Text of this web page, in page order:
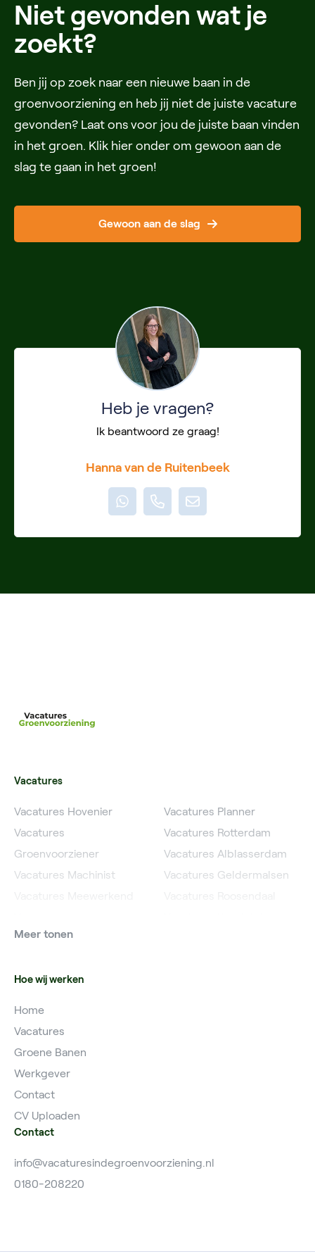
Niet gevonden wat je
zoekt?
Ben jij op zoek naar een nieuwe baan in de
groenvoorziening en heb jij niet de juiste vacature
gevonden? Laat ons voor jou de juiste baan vinden
in het groen. Klik hier onder om gewoon aan de
slag te gaan in het groen!
Gewoon aan de slag
Heb je vragen?
Ik beantwoord ze graag!
Hanna van de Ruitenbeek
Vacatures
Vacatures Hovenier
Vacatures
Groenvoorziener
Vacatures Machinist
Vacatures Grondwerker
Vacatures Planner
Vacatures Rotterdam
Vacatures Alblasserdam
Vacatures Geldermalsen
Meer tonen
Hoe wij werken
Home
Vacatures
Groene Banen
Werkgever
Contact
CV Uploaden
Contact
info@vacaturesindegroenvoorziening.nl
0180-208220